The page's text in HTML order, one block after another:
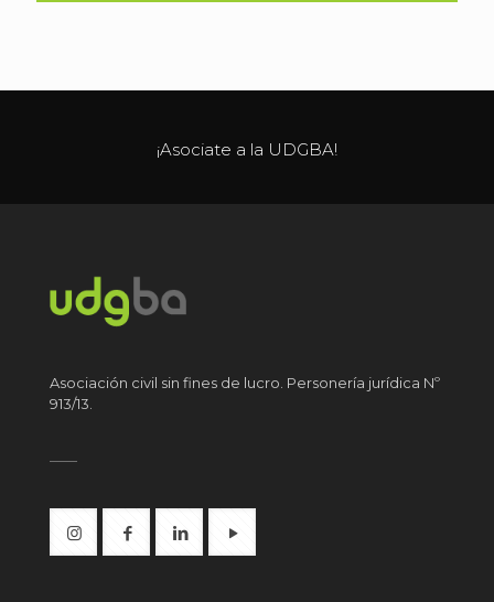
¡Asociate a la UDGBA!
Asociación civil sin fines de lucro. Personería jurídica Nº
913/13.